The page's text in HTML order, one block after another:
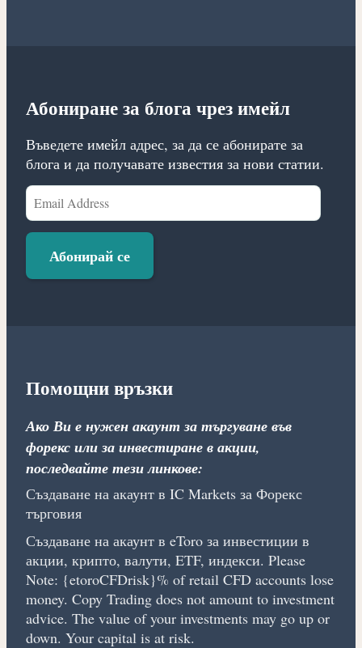
Абониране за блога чрез имейл
Въведете имейл адрес, за да се абонирате за
блога и да получавате известия за нови статии.
Email
Address
Абонирай се
Помощни връзки
Ако Ви е нужен акаунт за търгуване във
форекс или за инвестиране в акции,
последвайте тези линкове:
Създаване на акаунт в IC Markets за Форекс
търговия
Създаване на акаунт в eToro за инвестиции в
акции, крипто, валути, ETF, индекси. Please
Note: {etoroCFDrisk}% of retail CFD accounts lose
money. Copy Trading does not amount to investment
advice. The value of your investments may go up or
down. Your capital is at risk.